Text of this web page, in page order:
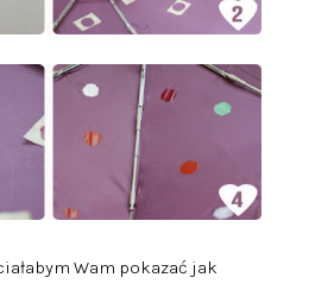
Wam pokazać jak